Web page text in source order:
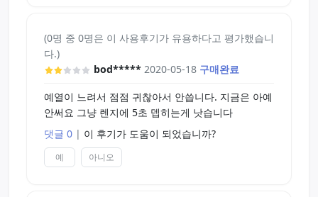
다른 워머와 마찬가지로, 이 제품도 열 손실이 큽니
다. 꼽아놓고 한동안 방치하다가 물티슈로 슥 닦으면
지 올라간다고 광고하는 것도 아니고, 자체의 전력량
도 높지 않은 탓이라고 봅니다. 단점이라면, 홀을 뎁
히는데 시간이 약간 더 소요된다는 것. 장점은 그만
큼 파손의 위험이 줄어든다는 것이겠네요.
(0명 중 0명은 이 사용후기가 유용하다고 평가했습니
다.)
bod***** 2020-05-18 구매완료
예열이 느려서 점점 귀찮아서 안씁니다. 지금은 아예
안써요 그냥 렌지에 5초 뎁히는게 낫습니다
댓글 0 | 이 후기가 도움이 되었습니까?
예 아니오